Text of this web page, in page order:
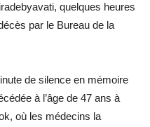
quelques heures
par le Bureau de la
de silence en mémoire
à l’âge de 47 ans à
où les médecins la